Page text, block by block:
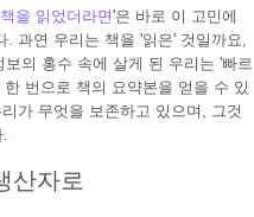
을 읽었더라면'은 바로 이 고민에
과연 우리는 책을 '읽은' 것일까요,
의 홍수 속에 살게 된 우리는 '빠르
번으로 책의 요약본을 얻을 수 있
가 무엇을 보존하고 있으며, 그것
산자로